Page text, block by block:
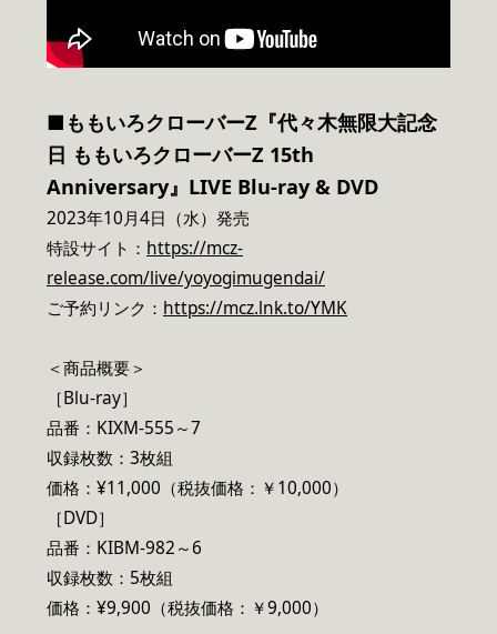
■ももいろクローバーZ『代々木無限大記念
日 ももいろクローバーZ 15th
Anniversary』LIVE Blu-ray & DVD
2023年10月4日（水）発売
特設サイト： https://mcz-
release.com/live/yoyogimugendai/
ご予約リンク： https://mcz.lnk.to/YMK
＜商品概要＞
［Blu-ray］
品番：KIXM-555～7
収録枚数：3枚組
価格：¥11,000（税抜価格：￥10,000）
［DVD］
品番：KIBM-982～6
収録枚数：5枚組
価格：¥9,900（税抜価格：￥9,000）